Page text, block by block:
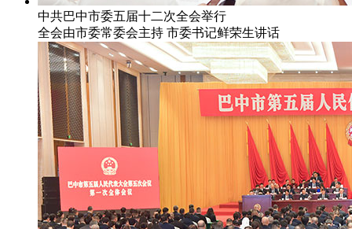
中共巴中市委五届十二次全会举行
全会由市委常委会主持 市委书记鲜荣生讲话